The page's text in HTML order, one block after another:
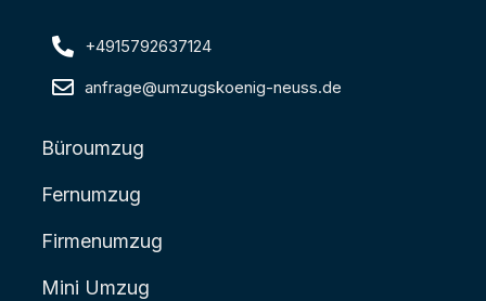
+4915792637124
anfrage@umzugskoenig-neuss.de
Büroumzug
Fernumzug
Firmenumzug
Mini Umzug